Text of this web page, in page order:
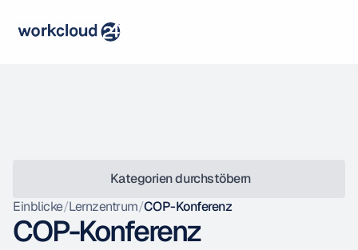
Einblicke/Lernzentrum/COP-Konferenz
COP-Konferenz
Kategorien durchstöbern